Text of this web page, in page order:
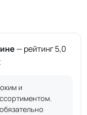
— рейтинг 5,0
и